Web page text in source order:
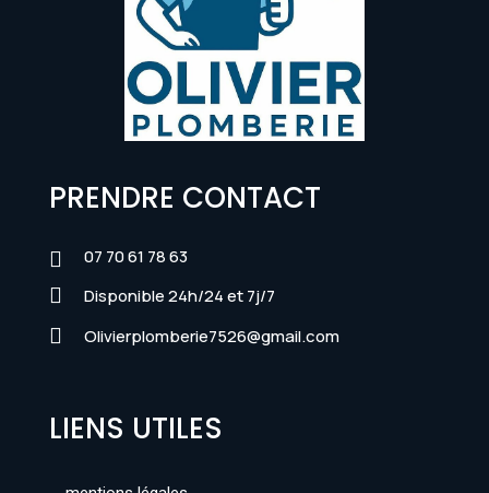
PRENDRE CONTACT
 07 70 61 78 63
 Disponible 24h/24 et 7j/7
 Olivierplomberie7526@gmail.com
LIENS UTILES